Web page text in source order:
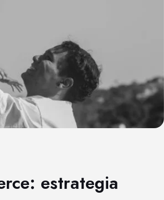
estrategia